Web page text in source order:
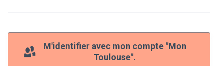
M'identifier avec mon compte "Mon
Toulouse".